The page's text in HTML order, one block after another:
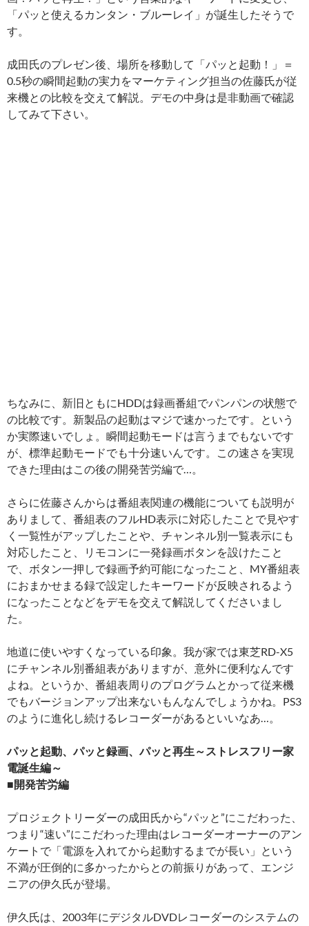
「パッと使えるカンタン・ブルーレイ」が誕生したそうで
す。
成田氏のプレゼン後、場所を移動して「パッと起動！」＝
0.5秒の瞬間起動の実力をマーケティング担当の佐藤氏が従
来機との比較を交えて解説。デモの中身は是非動画で確認
してみて下さい。
ちなみに、新旧ともにHDDは録画番組でパンパンの状態で
の比較です。新製品の起動はマジで速かったです。という
か実際速いでしょ。瞬間起動モードは言うまでもないです
が、標準起動モードでも十分速いんです。この速さを実現
できた理由はこの後の開発苦労編で…。
さらに佐藤さんからは番組表関連の機能についても説明が
ありまして、番組表のフルHD表示に対応したことで見やす
く一覧性がアップしたことや、チャンネル別一覧表示にも
対応したこと、リモコンに一発録画ボタンを設けたこと
で、ボタン一押しで録画予約可能になったこと、MY番組表
におまかせまる録で設定したキーワードが反映されるよう
になったことなどをデモを交えて解説してくださいまし
た。
地道に使いやすくなっている印象。我が家では東芝RD-X5
にチャンネル別番組表がありますが、意外に便利なんです
よね。というか、番組表周りのプログラムとかって従来機
でもバージョンアップ出来ないもんなんでしょうかね。PS3
のように進化し続けるレコーダーがあるといいなあ…。
パッと起動、パッと録画、パッと再生～ストレスフリー家
電誕生編～
■開発苦労編
プロジェクトリーダーの成田氏から“パッと”にこだわった、
つまり“速い”にこだわった理由はレコーダーオーナーのアン
ケートで「電源を入れてから起動するまでが長い」という
不満が圧倒的に多かったからとの前振りがあって、エンジ
ニアの伊久氏が登場。
伊久氏は、2003年にデジタルDVDレコーダーのシステムの